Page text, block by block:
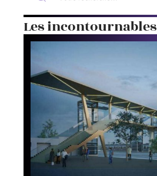
Les incontournables